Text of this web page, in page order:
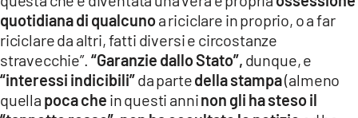
quotidiana di qualcunoa riciclare in proprio, o a far
riciclare da altri, fatti diversi e circostanze
stravecchie”. “Garanzie dallo Stato”, dunque, e
“interessi indicibili”da partedella stampa(almeno
quella poca che in questi anninon gli ha steso il